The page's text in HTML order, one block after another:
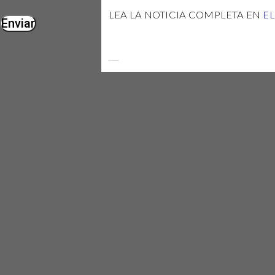
LEA LA NOTICIA COMPLETA EN
Enviar